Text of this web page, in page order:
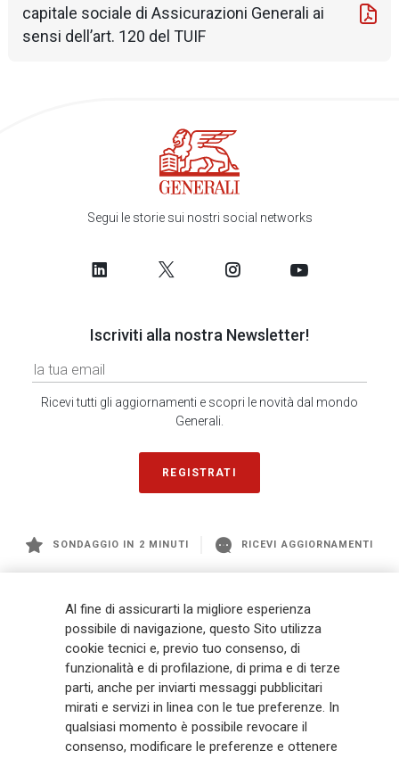
capitale sociale di Assicurazioni Generali ai
sensi dell’art. 120 del TUIF
Segui le storie sui nostri social networks
Iscriviti alla nostra Newsletter!
Ricevi tutti gli aggiornamenti e scopri le novità dal mondo
Generali.
REGISTRATI
SONDAGGIO IN 2 MINUTI RICEVI AGGIORNAMENTI
management a livello globale, con premi complessivi pari a € 98,1
miliardi e € 900 miliardi di AUM nel 2025. Fondato nel 1831, con oltre 88
mila dipendenti e 163 mila agenti che servono 75 milioni di clienti, il
Gruppo ha una posizione di leadership in Europa e una presenza
crescente in Asia e America. Al centro della strategia di Generali c'è il suo
impegno Lifetime Partner verso i clienti, realizzato attraverso soluzioni
innovative e personalizzate, un'esperienza cliente di prima classe e le sue
capacità di distribuzione globale digitalizzata. Il Gruppo ha
Al fine di assicurarti la migliore esperienza
possibile di navigazione, questo Sito utilizza
cookie tecnici e, previo tuo consenso, di
funzionalità e di profilazione, di prima e di terze
parti, anche per inviarti messaggi pubblicitari
mirati e servizi in linea con le tue preferenze. In
qualsiasi momento è possibile revocare il
consenso, modificare le preferenze e ottenere